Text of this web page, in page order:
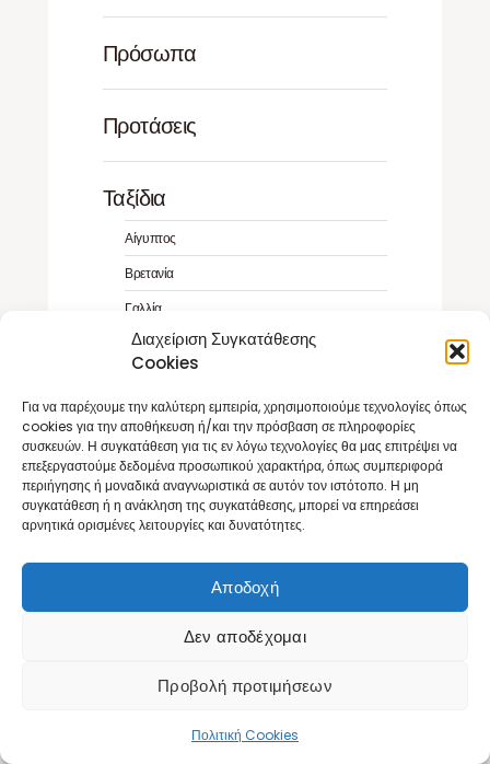
Διαχείριση Συγκατάθεσης
Cookies
Για να παρέχουμε την καλύτερη εμπειρία, χρησιμοποιούμε τεχνολογίες όπως
cookies για την αποθήκευση ή/και την πρόσβαση σε πληροφορίες
συσκευών. Η συγκατάθεση για τις εν λόγω τεχνολογίες θα μας επιτρέψει να
επεξεργαστούμε δεδομένα προσωπικού χαρακτήρα, όπως συμπεριφορά
περιήγησης ή μοναδικά αναγνωριστικά σε αυτόν τον ιστότοπο. Η μη
συγκατάθεση ή η ανάκληση της συγκατάθεσης, μπορεί να επηρεάσει
αρνητικά ορισμένες λειτουργίες και δυνατότητες.
Αποδοχή
Δεν αποδέχομαι
Προβολή προτιμήσεων
Πολιτική Cookies
Πρόσωπα
Προτάσεις
Ταξίδια
Αίγυπτος
Βρετανία
Γαλλία
Γαλλική Πολυνησία
Δανία
Ελλάδα
Εσθονία
Η.Π.Α
Ισλανδία